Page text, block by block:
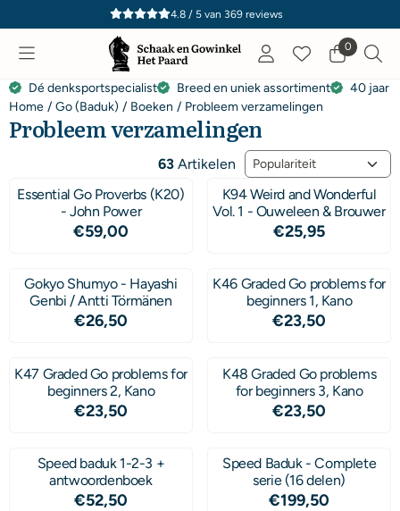
Cookievoorkeuren zijn momenteel gesloten.
4.8 / 5van 369reviews
0
Dé denksportspecialist Breed en uniek assortiment
40 jaar
Home / Go (Baduk) / Boeken / Probleem verzamelingen
Probleem verzamelingen
63 Artikelen Sorteermethode
Essential Go Proverbs (K20)
- John Power
Prijs: 59,00
€59,00
K94 Weird and Wonderful
Vol. 1 - Ouweleen & Brouwer
Prijs: 25,95
€25,95
Gokyo Shumyo - Hayashi
Genbi / Antti Törmänen
Prijs: 26,50
€26,50
K46 Graded Go problems for
beginners 1, Kano
Prijs: 23,50
€23,50
K47 Graded Go problems for
beginners 2, Kano
Prijs: 23,50
€23,50
K48 Graded Go problems
for beginners 3, Kano
Prijs: 23,50
€23,50
Speed baduk 1-2-3 +
antwoordenboek
Prijs: 52,50
€52,50
Speed Baduk - Complete
serie (16 delen)
Prijs: 199,50
€199,50